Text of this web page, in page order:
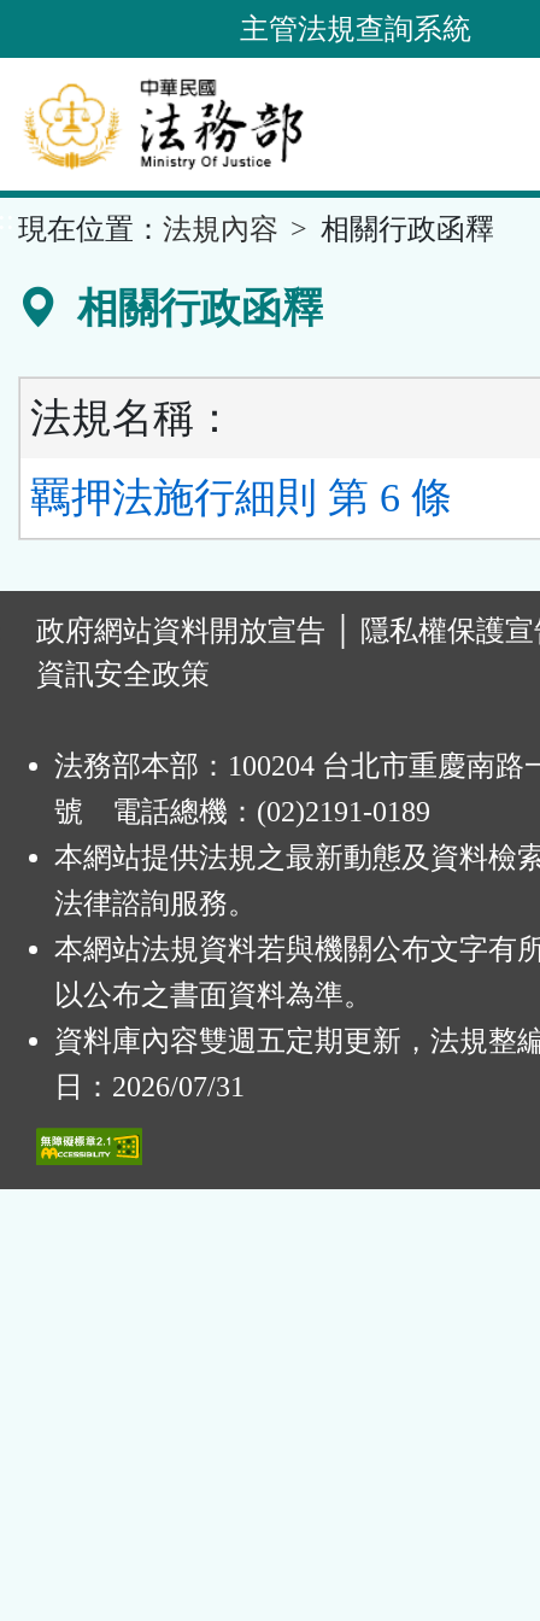
到
要
內
容
區
主管法規查詢系統
現在位置： 法規內容 相關行政函釋
相關行政函釋
法規名稱：
羈押法施行細則 第 6 條
政府網站資料開放宣告
隱私權保護
資訊安全政策
法務部本部：100204 台北市重慶南路
號 電話總機：(02)2191-0189
本網站提供法規之最新動態及資料檢
法律諮詢服務。
本網站法規資料若與機關公布文字有
以公布之書面資料為準。
資料庫內容雙週五定期更新，法規整
日：2026/07/31